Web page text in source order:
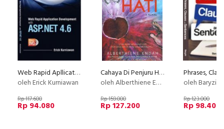
Web Rapid Apllication Development With ASP.NET 4.6+DVD
oleh Erick Kurniawan
Rp 117.600
Rp 94.080
Cahaya Di Penjuru HATI - Based On True Story
oleh Alberthiene Endah
Rp 159.000
Rp 127.200
oleh Baryzin
Rp 123.000
Rp 98.400